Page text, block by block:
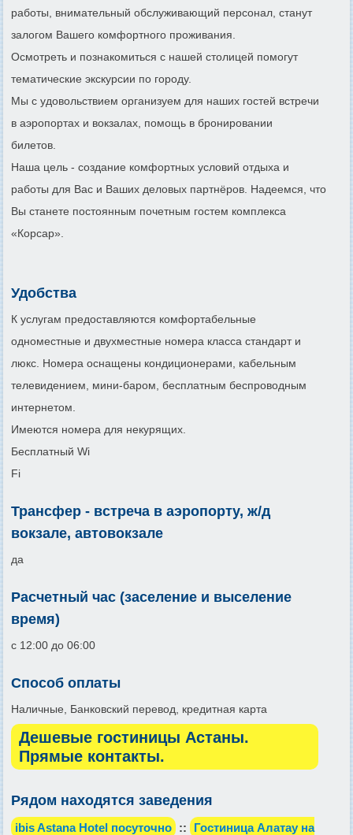
работы, внимательный обслуживающий персонал, станут
залогом Вашего комфортного проживания.
Осмотреть и познакомиться с нашей столицей помогут
тематические экскурсии по городу.
Мы с удовольствием организуем для наших гостей встречи
в аэропортах и вокзалах, помощь в бронировании
Наша цель - создание комфортных условий отдыха и
работы для Вас и Ваших деловых партнёров. Надеемся, что
Вы станете постоянным почетным гостем комплекса
«Корсар».
Удобства
К услугам предоставляются комфортабельные
одноместные и двухместные номера класса стандарт и
люкс. Номера оснащены кондиционерами, кабельным
телевидением, мини-баром, бесплатным беспроводным
интернетом.
Имеются номера для некурящих.
Бесплатный Wi
Fi
Трансфер - встреча в аэропорту, ж/д
вокзале, автовокзале
да
Расчетный час (заселение и выселение
время)
с 12:00 до 06:00
Способ оплаты
Наличные, Банковский перевод, кредитная карта
Дешевые гостиницы Астаны.
Прямые контакты.
Рядом находятся заведения
ibis Astana Hotel посуточно ::
Гостиница Алатау на